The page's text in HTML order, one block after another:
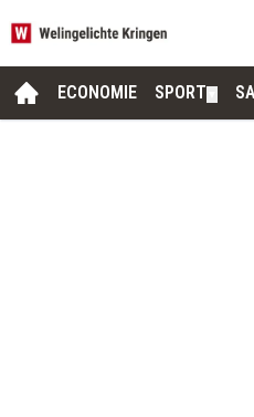
ECONOMIE SPORT